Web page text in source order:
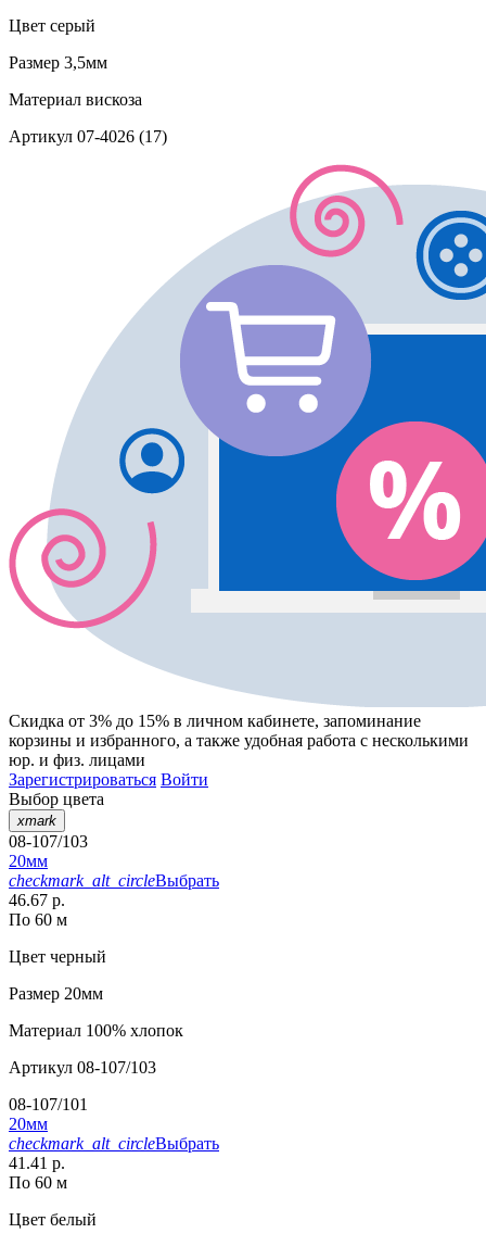
Цвет серый
Размер 3,5мм
Материал вискоза
Артикул 07-4026 (17)
Скидка от 3% до 15% в личном кабинете, запоминание
корзины и избранного, а также удобная работа с несколькими
юр. и физ. лицами
Зарегистрироваться Войти
Выбор цвета
xmark
08-107/103
20мм
checkmark_alt_circleВыбрать
46.67 р.
По 60 м
Цвет черный
Размер 20мм
Материал 100% хлопок
Артикул 08-107/103
08-107/101
20мм
checkmark_alt_circleВыбрать
41.41 р.
По 60 м
Цвет белый